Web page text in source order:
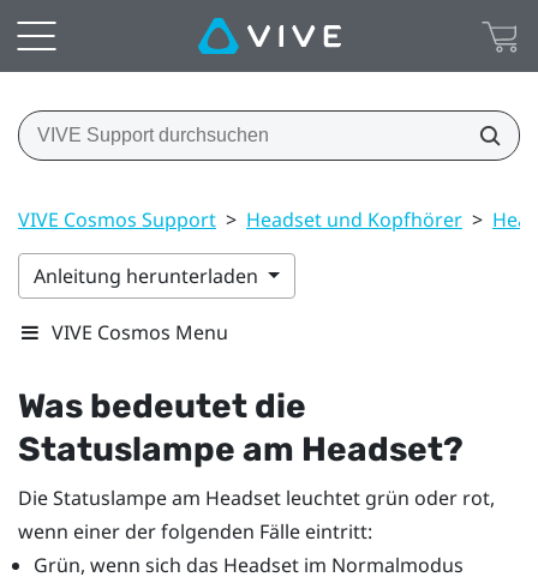
VIVE Cosmos Support > Headset und Kopfhörer >
Anleitung herunterladen
VIVE Cosmos Menu
Was bedeutet die
Statuslampe am Headset?
Die Statuslampe am Headset leuchtet grün oder rot,
wenn einer der folgenden Fälle eintritt:
Grün, wenn sich das Headset im Normalmodus